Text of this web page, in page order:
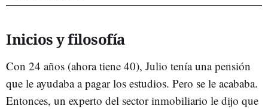
Inicios y filosofía
Con 24 años (ahora tiene 40), Julio tenía una pensión
que le ayudaba a pagar los estudios. Pero se le acababa.
Entonces, un experto del sector inmobiliario le dijo que